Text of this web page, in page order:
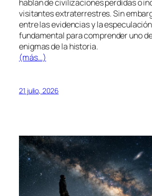
hablan de civilizaciones perdidas o
visitantes extraterrestres. Sin
entre las evidencias y la
fundamental para comprender uno
enigmas de la historia.
(más…)
21 julio, 2026